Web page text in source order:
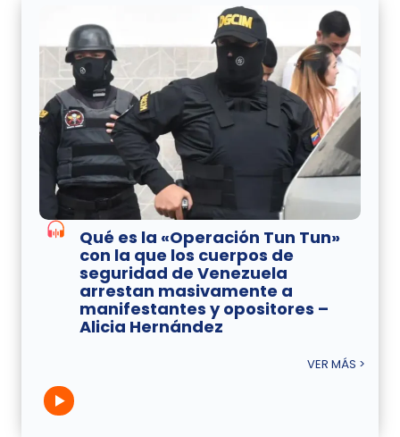
Qué es la «Operación Tun Tun»
con la que los cuerpos de
seguridad de Venezuela
arrestan masivamente a
manifestantes y opositores –
Alicia Hernández
VER MÁS >